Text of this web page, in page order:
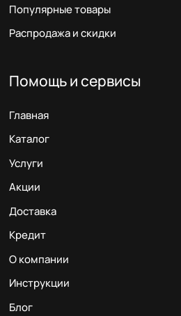
Популярные товары
Распродажа и скидки
Помощь и сервисы
Главная
Каталог
Услуги
Акции
Доставка
Кредит
О компании
Инструкции
Блог